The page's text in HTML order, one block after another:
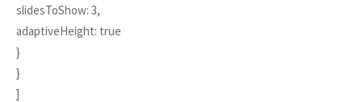
slidesToShow: 3,
adaptiveHeight: true
}
}
]